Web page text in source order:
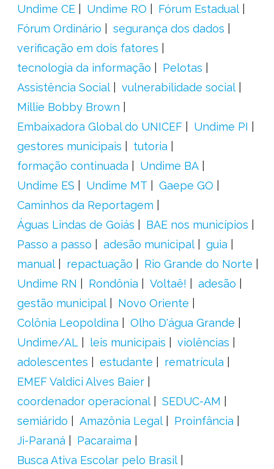
Undime CE
Undime RO
Fórum Estadual
Fórum Ordinário
segurança dos dados
verificação em dois fatores
tecnologia da informação
Pelotas
Assistência Social
vulnerabilidade social
Millie Bobby Brown
Embaixadora Global do UNICEF
Undime PI
gestores municipais
tutoria
formação continuada
Undime BA
Undime ES
Undime MT
Gaepe GO
Caminhos da Reportagem
Águas Lindas de Goiás
BAE nos municípios
Passo a passo
adesão municipal
guia
manual
repactuação
Rio Grande do Norte
Undime RN
Rondônia Voltaê!
adesão
gestão municipal
Novo Oriente
Colônia Leopoldina
Olho D'água Grande
Undime/AL
leis municipais
violências
adolescentes
estudante
rematrícula
EMEF Valdici Alves Baier
coordenador operacional
SEDUC-AM
semiárido
Amazônia Legal
Proinfância
Ji-Paraná
Pacaraima
Busca Ativa Escolar pelo Brasil